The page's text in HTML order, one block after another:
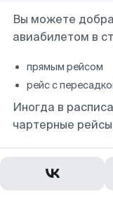
Вы можете
авиабилетом в
прямым рейсом
рейс с
Иногда в
чартерные